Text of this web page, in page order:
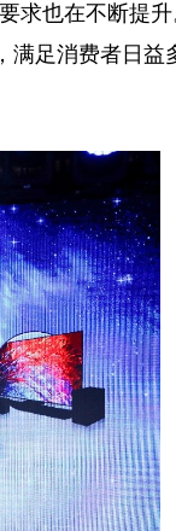
求也在不断提
满足消费者日益